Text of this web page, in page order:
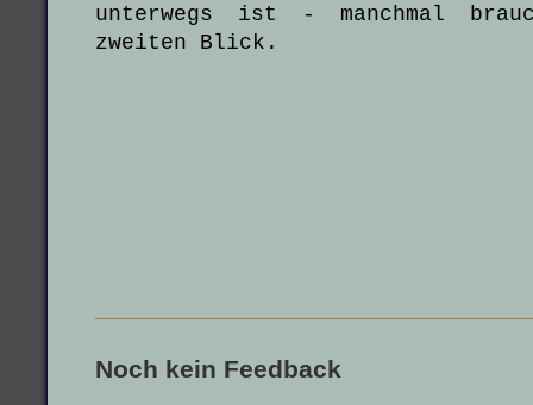
unterwegs ist - manchmal
zweiten Blick.
Noch kein Feedback